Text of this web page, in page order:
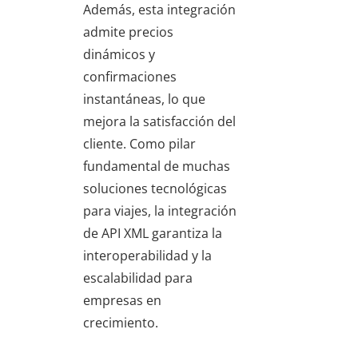
Además, esta integración
admite precios
dinámicos y
confirmaciones
instantáneas, lo que
mejora la satisfacción del
cliente. Como pilar
fundamental de muchas
soluciones tecnológicas
para viajes, la integración
de API XML garantiza la
interoperabilidad y la
escalabilidad para
empresas en
crecimiento.